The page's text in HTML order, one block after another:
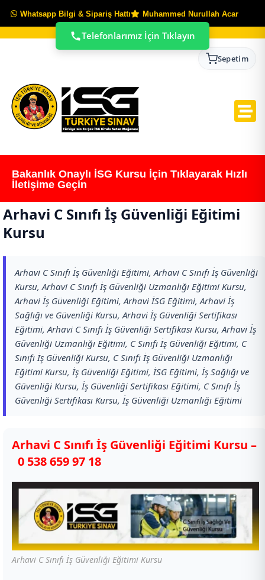
Whatsapp Bilgi & Sipariş Hattı Muhammed Nurullah Acar
Sepetim
Bakanlık Onaylı İSG Kursu İçin Tıklayarak Hızlı
İletişime Geçin
Arhavi C Sınıfı İş Güvenliği Eğitimi
Kursu
Arhavi C Sınıfı İş Güvenliği Eğitimi, Arhavi C Sınıfı İş Güvenliği
Kursu, Arhavi C Sınıfı İş Güvenliği Uzmanlığı Eğitimi Kursu,
Arhavi İş Güvenliği Eğitimi, Arhavi İSG Eğitimi, Arhavi İş
Sağlığı ve Güvenliği Kursu, Arhavi İş Güvenliği Sertifikası
Eğitimi, Arhavi C Sınıfı İş Güvenliği Sertifikası Kursu, Arhavi İş
Güvenliği Uzmanlığı Eğitimi, C Sınıfı İş Güvenliği Eğitimi, C
Sınıfı İş Güvenliği Kursu, C Sınıfı İş Güvenliği Uzmanlığı
Eğitimi Kursu, İş Güvenliği Eğitimi, İSG Eğitimi, İş Sağlığı ve
Güvenliği Kursu, İş Güvenliği Sertifikası Eğitimi, C Sınıfı İş
Güvenliği Sertifikası Kursu, İş Güvenliği Uzmanlığı Eğitimi
Arhavi C Sınıfı İş Güvenliği Eğitimi Kursu –
0 538 659 97 18
Arhavi C Sınıfı İş Güvenliği Eğitimi Kursu
Telefonlarımız İçin Tıklayın